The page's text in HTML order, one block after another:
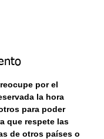
por el
la hora
para poder
que respete las
de otros países o